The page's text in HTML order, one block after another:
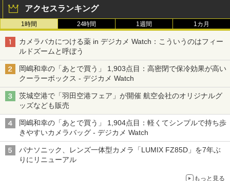
アクセスランキング
1時間 24時間 1週間 1カ月
カメラバカにつける薬 in デジカメ Watch：こういうのはフィー
ルドズームと呼ぼう
岡嶋和幸の「あとで買う」 1,903点目：高密閉で保冷効果が高い
クーラーボックス - デジカメ Watch
茨城空港で「羽田空港フェア」が開催 航空会社のオリジナルグ
ッズなども販売
岡嶋和幸の「あとで買う」 1,904点目：軽くてシンプルで持ち歩
きやすいカメラバッグ - デジカメ Watch
パナソニック、レンズ一体型カメラ「LUMIX FZ85D」を7年ぶ
りにリニューアル
もっと見る